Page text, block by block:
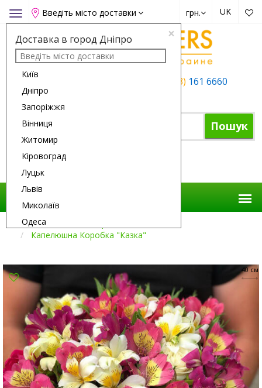
Toggle
navigation
Введіть місто доставки
×
Доставка в город Дніпро
Київ
Дніпро
Запоріжжя
Вінниця
Житомир
Кіровоград
Луцьк
Львів
Миколаїв
Одеса
Полтава
Харків
Херсон
UK
грн.
+38 (063) 161 6660
Пошук
Доставка Квітів
Капелюшна Коробка "Казка"
40 см